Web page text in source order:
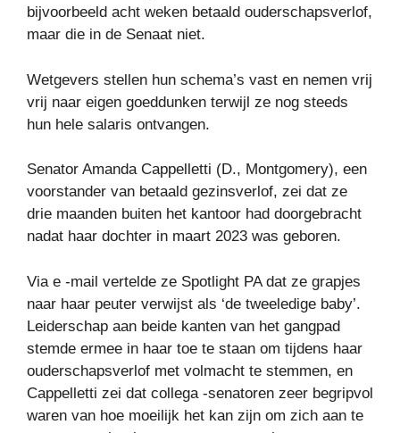
bijvoorbeeld acht weken betaald ouderschapsverlof,
maar die in de Senaat niet.
Wetgevers stellen hun schema’s vast en nemen vrij
vrij naar eigen goeddunken terwijl ze nog steeds
hun hele salaris ontvangen.
Senator Amanda Cappelletti (D., Montgomery), een
voorstander van betaald gezinsverlof, zei dat ze
drie maanden buiten het kantoor had doorgebracht
nadat haar dochter in maart 2023 was geboren.
Via e -mail vertelde ze Spotlight PA dat ze grapjes
naar haar peuter verwijst als ‘de tweeledige baby’.
Leiderschap aan beide kanten van het gangpad
stemde ermee in haar toe te staan ​​om tijdens haar
ouderschapsverlof met volmacht te stemmen, en
Cappelletti zei dat collega -senatoren zeer begripvol
waren van hoe moeilijk het kan zijn om zich aan te